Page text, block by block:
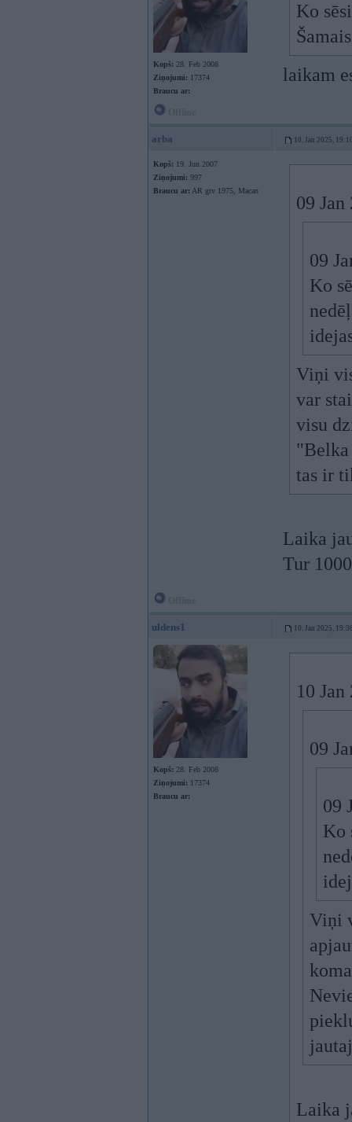
Kopš: 28. Feb 2008
Ziņojumi: 17374
Braucu ar:
Ko
laikam
arba 10. Jan 2025,
Kopš: 19. Jun 2007
Ziņojumi: 997
Braucu ar: AR gtv 1975, Macan
09
09
Ko
Viņi
var
visu
tas ir
Laika
Tur
uldens1 10. Jan 2025,
Kopš: 28. Feb 2008
Ziņojumi: 17374
Braucu ar:
10
09
09
Ko
Viņi
Laika